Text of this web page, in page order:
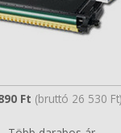
Ft (bruttó 26 530 Ft)